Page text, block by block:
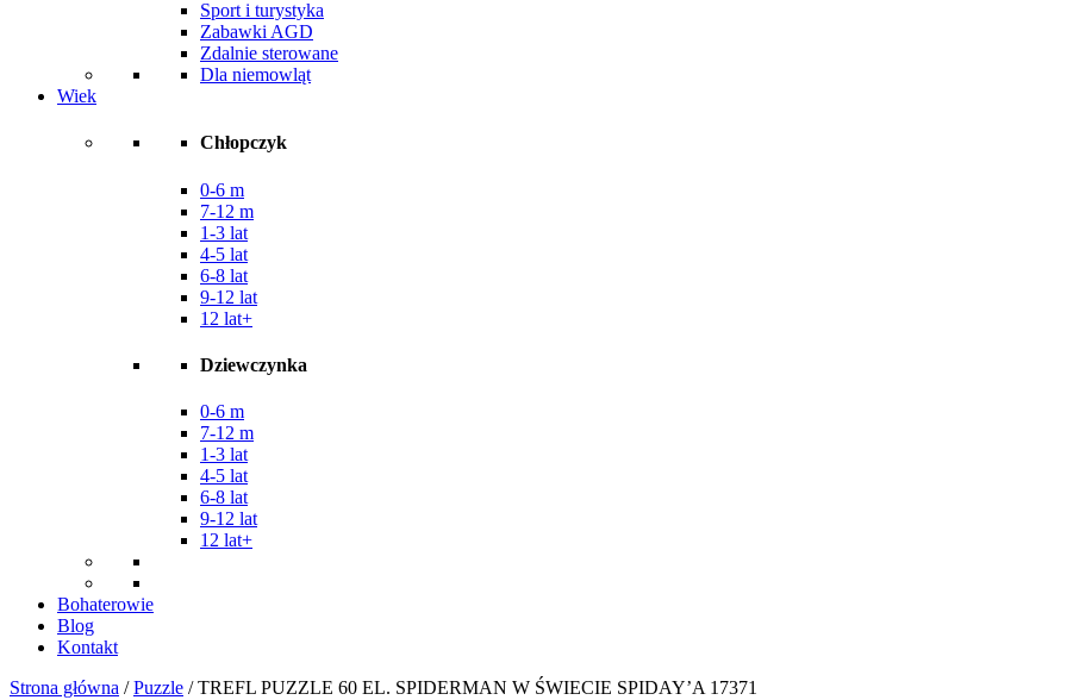
Sport i turystyka
Zabawki AGD
Zdalnie sterowane
Dla niemowląt
Wiek
Chłopczyk
0-6 m
7-12 m
1-3 lat
4-5 lat
6-8 lat
9-12 lat
12 lat+
Dziewczynka
0-6 m
7-12 m
1-3 lat
4-5 lat
6-8 lat
9-12 lat
12 lat+
Bohaterowie
Blog
Kontakt
Strona główna /Puzzle / TREFL PUZZLE 60 EL. SPIDERMAN W ŚWIECIE SPIDAY’A 17371